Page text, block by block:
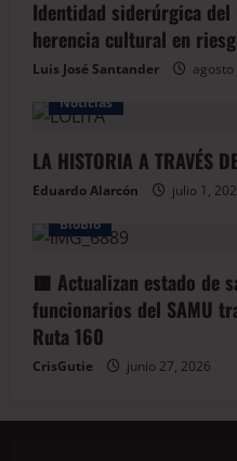
Identidad siderúrgica del
herencia cultural en
Luis José Santander
agosto
Noticias
LA HISTORIA A TRAVÉS
Eduardo Alarcón
julio 1,
BioBio
🟥 Actualizan estado de
funcionarios del SAMU
Ruta 160
CrisGutie junio 27, 2026